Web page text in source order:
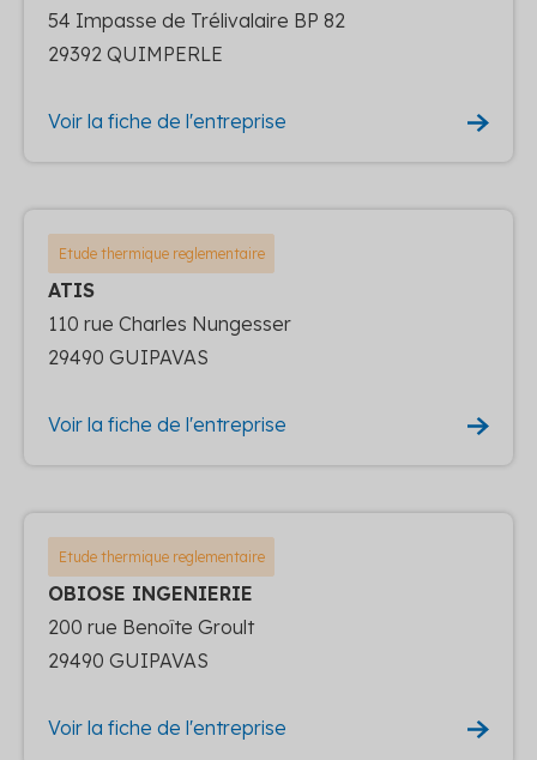
54 Impasse de Trélivalaire BP 82
29392 QUIMPERLE
Voir la fiche de l'entreprise
Etude thermique reglementaire
ATIS
110 rue Charles Nungesser
29490 GUIPAVAS
Voir la fiche de l'entreprise
Etude thermique reglementaire
OBIOSE INGENIERIE
200 rue Benoîte Groult
29490 GUIPAVAS
Voir la fiche de l'entreprise